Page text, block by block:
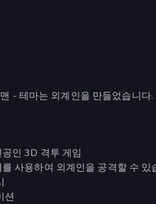
- 테마는 외계인을 만들었습니다.
인 3D 격투 게임
사용하여 외계인을 공격할 수 있
션